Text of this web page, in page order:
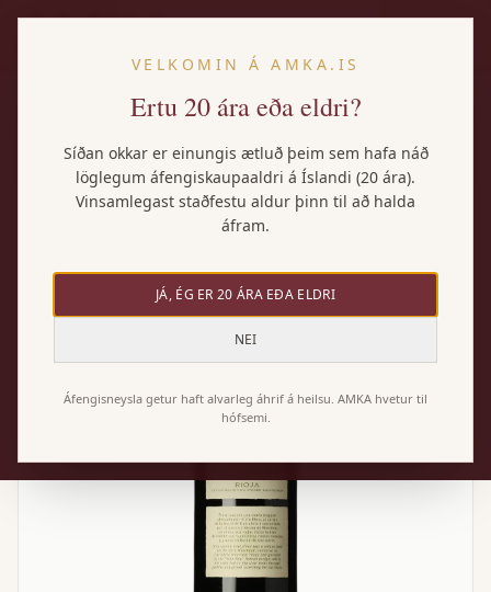
VELKOMIN Á AMKA.IS
Ertu 20 ára eða eldri?
Síðan okkar er einungis ætluð þeim sem hafa náð
löglegum áfengiskaupaaldri á Íslandi (20 ára).
Vinsamlegast staðfestu aldur þinn til að halda
áfram.
JÁ, ÉG ER 20 ÁRA EÐA ELDRI
NEI
Áfengisneysla getur haft alvarleg áhrif á heilsu. AMKA hvetur til
hófsemi.